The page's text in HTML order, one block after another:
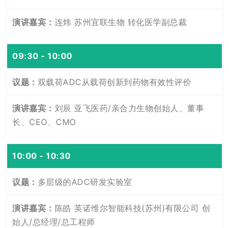
连炜 苏州宜联生物 转化医学副总裁
09:30 - 10:00
双载荷ADC从载荷创新到药物有效性评价
刘辰 亚飞医药/亲合力生物创始人、董事
长、CEO、CMO
10:00 - 10:30
多层级的ADC研发实验室
陈皓 英诺维尔智能科技(苏州)有限公司 创
始人/总经理/总工程师